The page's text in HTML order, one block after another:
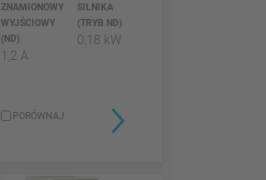
ZNAMIONOWY
WYJŚCIOWY
(ND)
1,2 A
SILNIKA
(TRYB ND)
0,18 kW
PORÓWNAJ